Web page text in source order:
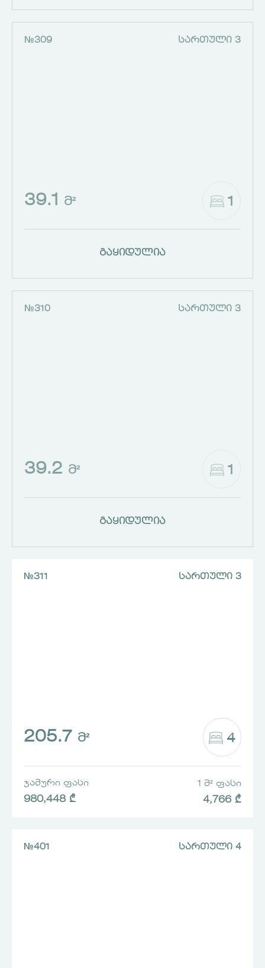
№309 ᲡᲐᲠᲗᲣᲚᲘ 3
39.1 Მ² 1
გაყიდულია
№310 ᲡᲐᲠᲗᲣᲚᲘ 3
39.2 Მ² 1
გაყიდულია
№311 ᲡᲐᲠᲗᲣᲚᲘ 3
205.7 Მ² 4
ᲯᲐᲛᲣᲠᲘ ᲤᲐᲡᲘ
980,448 ₾
1 Მ² ᲤᲐᲡᲘ
4,766 ₾
№401 ᲡᲐᲠᲗᲣᲚᲘ 4